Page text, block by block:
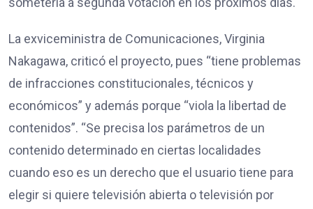
La exviceministra de Comunicaciones, Virginia
Nakagawa, criticó el proyecto, pues “tiene problemas
de infracciones constitucionales, técnicos y
económicos” y además porque “viola la libertad de
contenidos”. “Se precisa los parámetros de un
contenido determinado en ciertas localidades
cuando eso es un derecho que el usuario tiene para
elegir si quiere televisión abierta o televisión por